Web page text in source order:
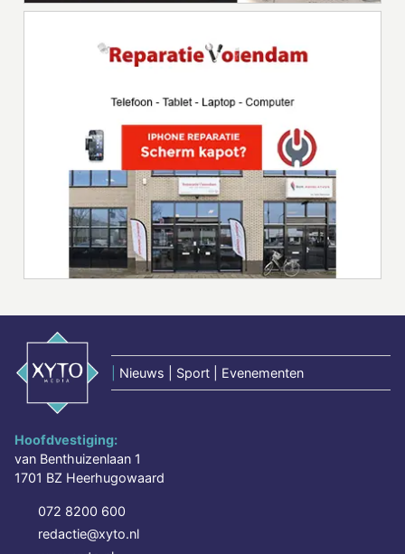
Nieuws | Sport | Evenementen
Hoofdvestiging:
van Benthuizenlaan 1
1701 BZ Heerhugowaard
072 8200 600
redactie@xyto.nl